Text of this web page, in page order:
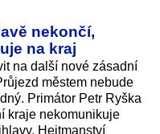
nekončí,
na kraj
na další nové zásadní
městem nebude
Primátor Petr Ryška
kraje nekomunikuje
Hejtmanství